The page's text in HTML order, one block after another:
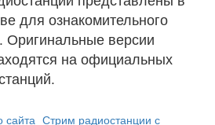
для ознакомительного
Оригинальные версии
на официальных
сайта Стрим радиостанции с